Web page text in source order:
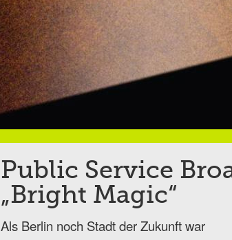
Public Service
„Bright Magic“
Als Berlin noch Stadt der Zukunft war